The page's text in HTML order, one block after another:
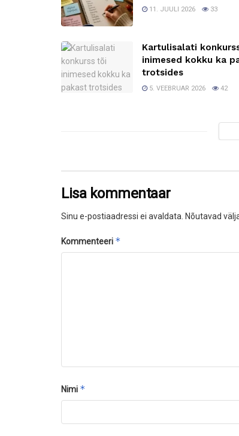
11. JUULI 2026 33
Kartulisalati
inimesed kokku ka
trotsides
5. VEEBRUAR 2026 42
Lisa kommentaar
Sinu e-postiaadressi ei avaldata. Nõutavad
Kommenteeri *
Nimi *